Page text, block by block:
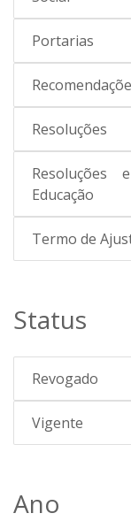
Portarias
Resoluções
Resoluções
Educação
Termo de
Status
Revogado
Vigente
Ano